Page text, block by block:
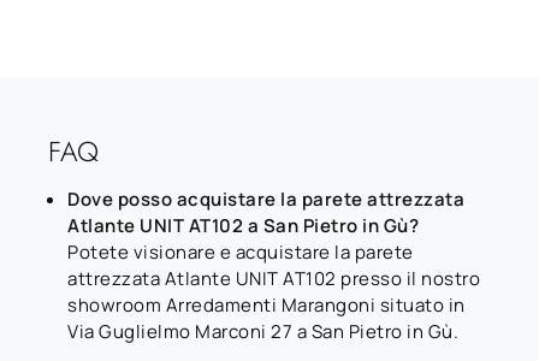
FAQ
Dove posso acquistare la parete attrezzata
Atlante UNIT AT102 a San Pietro in Gù?
Potete visionare e acquistare la parete
attrezzata Atlante UNIT AT102 presso il nostro
showroom Arredamenti Marangoni situato in
Via Guglielmo Marconi 27 a San Pietro in Gù.